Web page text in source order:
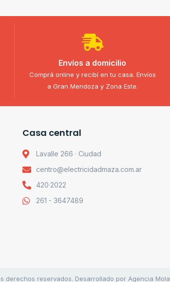
Envíos a domicilio
Comprá online y recibí en tu casa. Envíos
a Gran Mendoza y Zona Este.
Casa central
Lavalle 266 · Ciudad
centro@electricidadmaza.com.ar
420·2022
261 - 3647489
derechos reservados. Desarrollado por Agencia Mola